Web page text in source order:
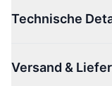
Technische
Versand &